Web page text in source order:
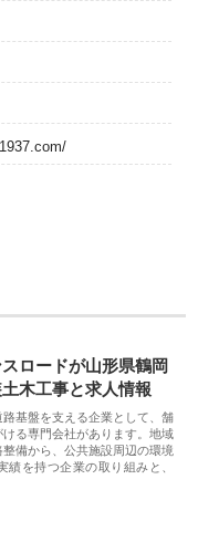
ロードが山形県鶴岡
木工事と求人情報
基盤を支える企業として、舗
る専門会社があります。地域
備から、公共施設周辺の環境
績を持つ企業の取り組みと、